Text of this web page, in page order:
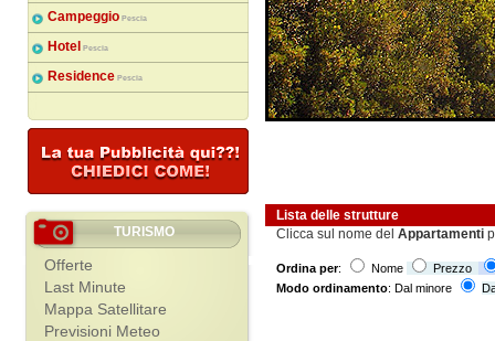
Campeggio Pescia
Hotel Pescia
Residence Pescia
TURISMO
Offerte
Last Minute
Mappa Satellitare
Previsioni Meteo
Lista delle strutture
Clicca sul nome del Appartamenti
Ordina per: Nome
Prezzo
Modo ordinamento: Dal minore